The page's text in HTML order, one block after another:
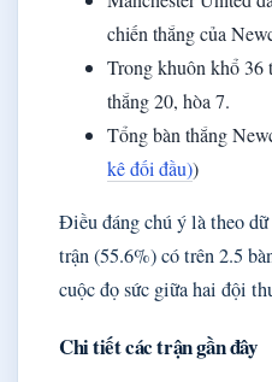
chiến thắng của
Trong khuôn khổ 36
thắng 20, hòa 7.
Tổng bàn thắng
kê đối đầu))
Điều đáng chú ý là theo
trận (55.6%) có trên 2.5
cuộc đọ sức giữa hai đội
Chi tiết các trận gần đây